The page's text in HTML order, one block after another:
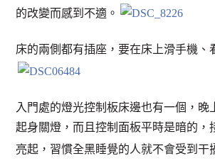
的改變而感到不適。
床的兩側都有插座，要在床上滑手機、
入門處的燈光控制板床邊也有一個，晚
起身關燈，而且控制面板平時是暗的，
亮起，習慣全黑睡覺的人就不會受到干